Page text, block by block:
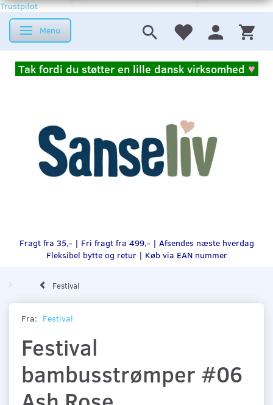
Trustpilot
Skifte navigation
Menu
Tak fordi du støtter en lille dansk virksomhed ♥
Fragt fra 35,- | Fri fragt fra 499,- | Afsendes næste hverdag
Fleksibel bytte og retur | Køb via EAN nummer
Festival
Fra: Festival
Festival
bambusstrømper #06